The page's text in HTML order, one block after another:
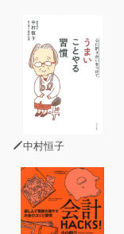
中村恒子